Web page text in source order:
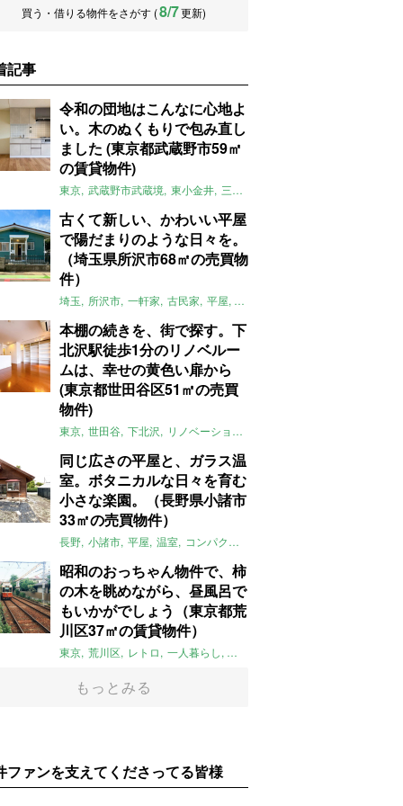
買う・借りる物件をさがす (8/7更新)
記事
令和の団地はこんなに心地よ
い。木のぬくもりで包み直し
ました (東京都武蔵野市59㎡
の賃貸物件)
東京 武蔵野市武蔵境 東小金井 三鷹
古くて新しい、かわいい平屋
で陽だまりのような日々を。
（埼玉県所沢市68㎡の売買物
件）
埼玉 所沢市 一軒家 古民家 平屋 庭
本棚の続きを、街で探す。下
北沢駅徒歩1分のリノベルー
ムは、幸せの黄色い扉から
(東京都世田谷区51㎡の売買
物件)
東京 世田谷 下北沢 リノベーション
同じ広さの平屋と、ガラス温
室。ボタニカルな日々を育む
小さな楽園。（長野県小諸市
33㎡の売買物件）
長野 小諸市 平屋 温室 コンパクト
昭和のおっちゃん物件で、柿
の木を眺めながら、昼風呂で
もいかがでしょう（東京都荒
川区37㎡の賃貸物件）
東京 荒川区 レトロ 一人暮らし タイル
もっとみる
ファンを支えてくださってる皆様